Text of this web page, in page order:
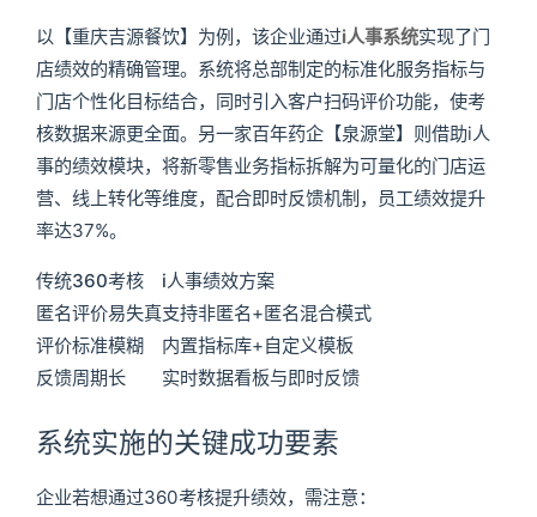
以【重庆吉源餐饮】为例，该企业通过i人事系统实现了门
店绩效的精确管理。系统将总部制定的标准化服务指标与
门店个性化目标结合，同时引入客户扫码评价功能，使考
核数据来源更全面。另一家百年药企【泉源堂】则借助i人
事的绩效模块，将新零售业务指标拆解为可量化的门店运
营、线上转化等维度，配合即时反馈机制，员工绩效提升
率达37%。
传统360考核
i人事绩效方案
匿名评价易失真支持非匿名+匿名混合模式
评价标准模糊
内置指标库+自定义模板
反馈周期长
实时数据看板与即时反馈
系统实施的关键成功要素
企业若想通过360考核提升绩效，需注意：